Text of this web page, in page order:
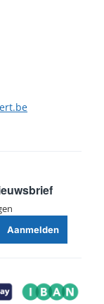
Aanmelden